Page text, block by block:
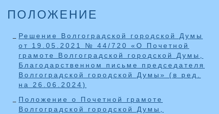
ПОЛОЖЕНИЕ
Решение Волгоградской городской Думы
от 19.05.2021 № 44/720 «О Почетной
грамоте Волгоградской городской Думы,
Благодарственном письме председателя
Волгоградской городской Думы» (в ред.
на 26.06.2024)
Положение о Почетной грамоте
Волгоградской городской Думы,